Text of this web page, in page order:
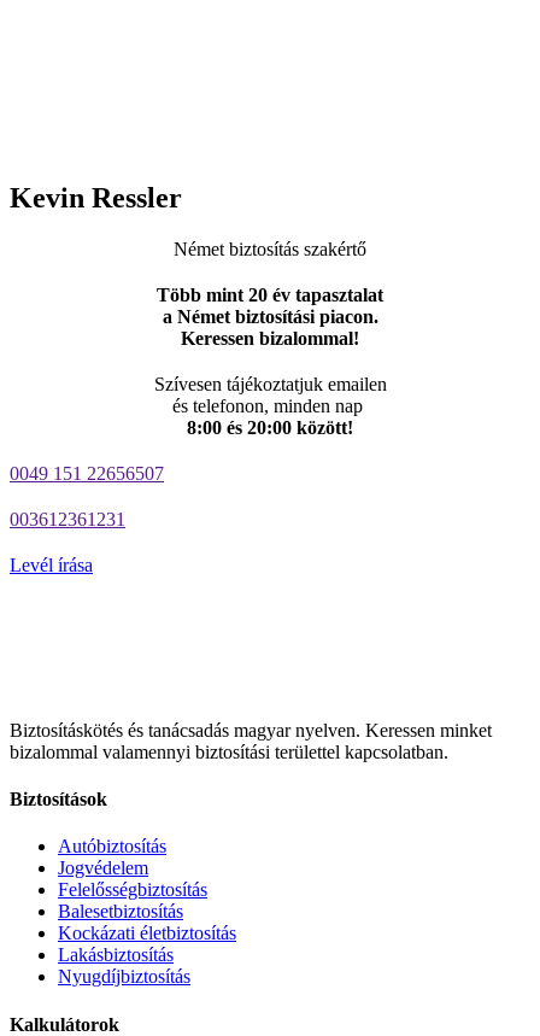
Kevin Ressler
Német biztosítás szakértő
Több mint 20 év tapasztalat
a Német biztosítási piacon.
Keressen bizalommal!
Szívesen tájékoztatjuk emailen
és telefonon, minden nap
8:00 és 20:00 között!
0049 151 22656507
003612361231
Levél írása
Biztosításkötés és tanácsadás magyar nyelven. Keressen minket
bizalommal valamennyi biztosítási területtel kapcsolatban.
Biztosítások
Autóbiztosítás
Jogvédelem
Felelősségbiztosítás
Balesetbiztosítás
Kockázati életbiztosítás
Lakásbiztosítás
Nyugdíjbiztosítás
Kalkulátorok